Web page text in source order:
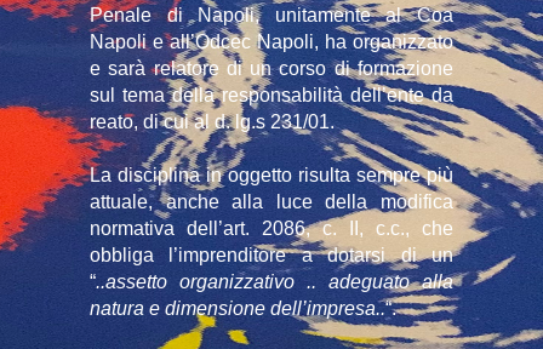
Penale di Napoli, unitamente al Coa
Napoli e all’Odcec Napoli, ha organizzato
e sarà relatore di un corso di formazione
sul tema della responsabilità dell’ente da
reato, di cui al d. lg.s 231/01.
La disciplina in oggetto risulta sempre più
attuale, anche alla luce della modifica
normativa dell’art. 2086, c. II, c.c., che
obbliga l’imprenditore a dotarsi di un
“..assetto organizzativo .. adeguato alla
natura e dimensione dell’impresa..“.